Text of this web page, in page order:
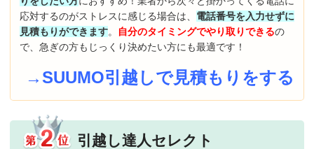
応対するのがストレスに感じる場合は、 電話番号を入力せずに
見積もりができます。 自分のタイミングでやり取りできるの
で、急ぎの方もじっくり決めたい方にも最適です！
→SUUMO引越しで見積もりをする
引越し達人セレクト